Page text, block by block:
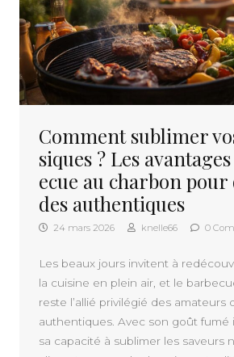
Comment sublimer
siques ? Les
ecue au charbon
des authentiques
24 mars 2026 knelle66 0
Les beaux jours invitent à
la cuisine en plein air, et le
reste l’allié privilégié des amateurs
authentiques. Avec son goût fumé
sa capacité à sublimer les saveurs